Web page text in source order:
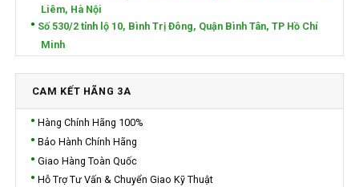
Liêm, Hà Nội
Số 530/2 tỉnh lộ 10, Bình Trị Đông, Quận Bình Tân, TP Hồ Chí
Minh
CAM KẾT HÃNG 3A
Hàng Chính Hãng 100%
Bảo Hành Chính Hãng
Giao Hàng Toàn Quốc
Hỗ Trợ Tư Vấn & Chuyển Giao Kỹ Thuật